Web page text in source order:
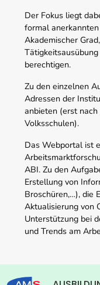
Der Fokus liegt
formal
Akademischer
berechtigen.
Zu den einzelnen
Adressen der
anbieten (erst
Volksschulen).
Das Webportal ist
ABI. Zu den
Erstellung von
Broschüren,…), die
Aktualisierung von
Unterstützung bei
und Trends am